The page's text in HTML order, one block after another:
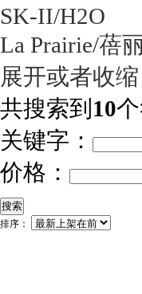
SK-II/H2O
La Prairie/蓓
展开或者收缩
共搜索到 10
关键字：
价格：
搜索
排序：